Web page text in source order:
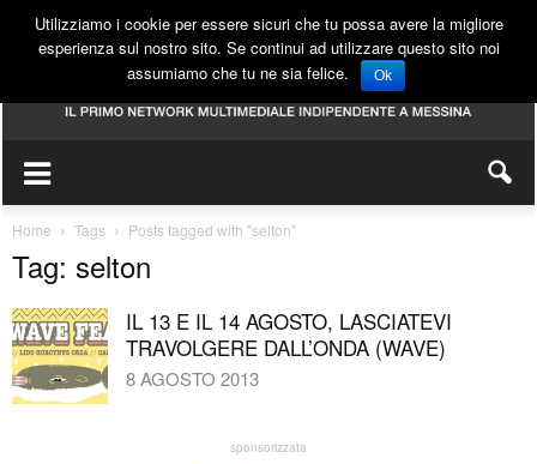
Home Tags Posts tagged with "selton"
Tag: selton
IL 13 E IL 14 AGOSTO, LASCIATEVI
TRAVOLGERE DALL’ONDA (WAVE)
8 AGOSTO 2013
sponsorizzata
Utilizziamo i cookie per essere sicuri che tu possa avere la migliore
esperienza sul nostro sito. Se continui ad utilizzare questo sito noi
assumiamo che tu ne sia felice.
Ok